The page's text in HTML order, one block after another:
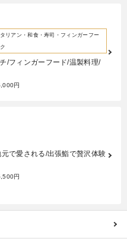
リアン・和食・寿司・フィンガーフー
/フィンガーフード/温製料理/
円
で愛される/出張鮨で贅沢体験
円